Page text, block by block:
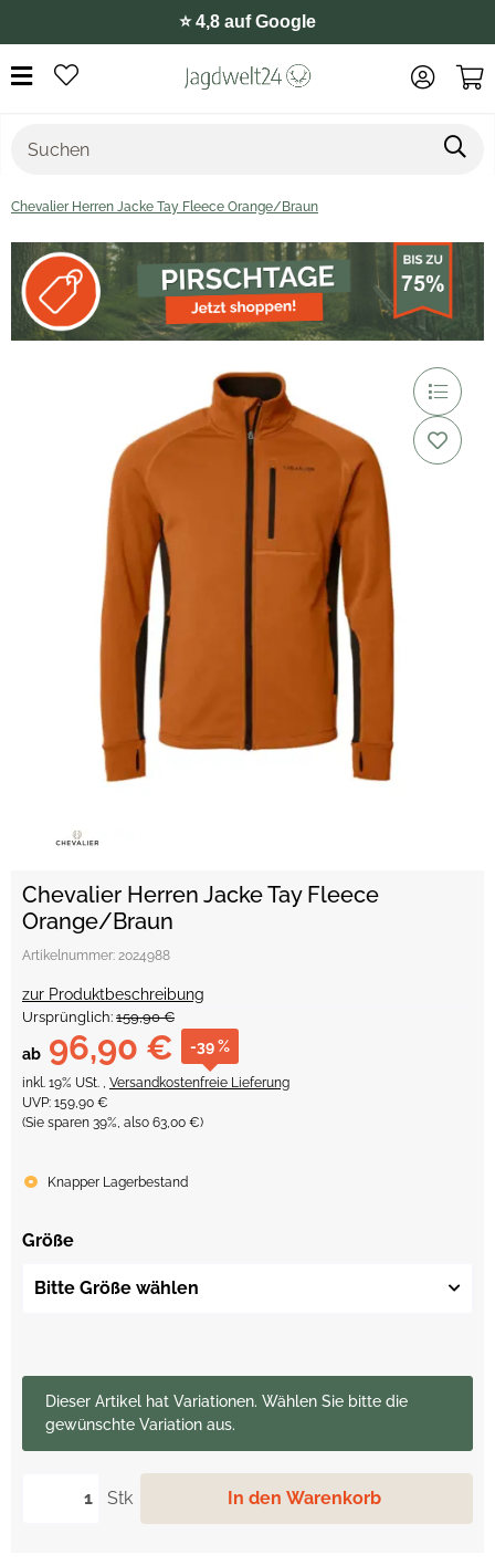
⭐️ 4,8 auf Google
Chevalier Herren Jacke Tay Fleece Orange/Braun
Chevalier Herren Jacke Tay Fleece
Orange/Braun
Artikelnummer: 2024988
zur Produktbeschreibung
Ursprünglich: 159,90 €
ab 96,90 € -39 %
inkl. 19% USt. , Versandkostenfreie Lieferung
UVP: 159,90 €
(Sie sparen 39%, also 63,00 €)
Knapper Lagerbestand
Größe
Bitte Größe wählen
Stk In den Warenkorb
xDieser Artikel hat Variationen. Wählen Sie bitte die
gewünschte Variation aus.